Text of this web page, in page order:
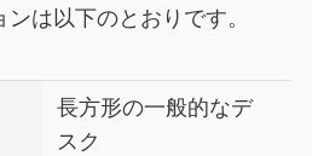
は以下のとおりです。
長方形の一般的なデ
スク